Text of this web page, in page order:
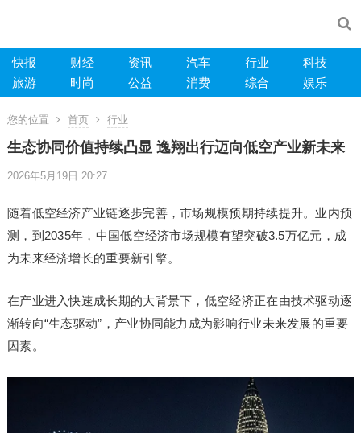
快报 财经 资讯 汽车 行业
科技
旅游
时尚 公益 消费 综合 娱乐
您的位置 首页 行业
生态协同价值持续凸显 逸翔出行迈向低空产业新未来
2026年5月19日 20:27
随着低空经济产业链逐步完善，市场规模预期持续提升。业内预
测，到2035年，中国低空经济市场规模有望突破3.5万亿元，成
为未来经济增长的重要新引擎。
在产业进入快速成长期的大背景下，低空经济正在由技术驱动逐
渐转向“生态驱动”，产业协同能力成为影响行业未来发展的重要
因素。